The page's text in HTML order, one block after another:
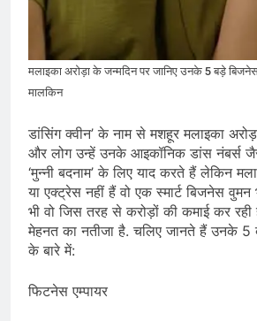
मलाइका अरोड़ा के जन्मदिन पर जानिए उनके 5 बड़े
मालकिन
डांसिंग क्वीन’ के नाम से मशहूर मलाइका
और लोग उन्हें उनके आइकॉनिक डांस नंबर्स
‘मुन्नी बदनाम’ के लिए याद करते हैं लेकिन
या एक्ट्रेस नहीं हैं वो एक स्मार्ट बिजनेस
भी वो जिस तरह से करोड़ों की कमाई कर
मेहनत का नतीजा है. चलिए जानते हैं उनके 5
के बारे में:
फिटनेस एम्पायर